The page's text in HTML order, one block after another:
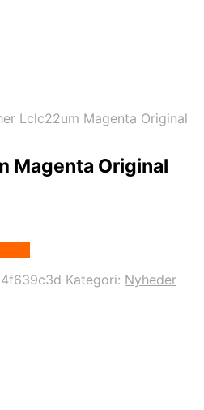
Lclc22um Magenta Original
Magenta Original
Kategori: Nyheder